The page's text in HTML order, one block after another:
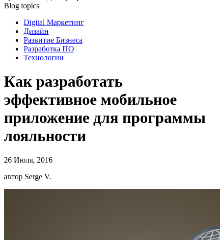
Blog topics
Digital Маркетинг
Дизайн
Развитие Бизнеса
Разработка ПО
Технологии
Как разработать
эффективное мобильное
приложение для программы
лояльности
26 Июля, 2016
автор Serge V.